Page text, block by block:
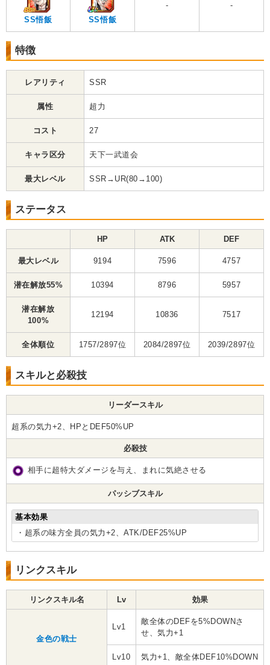
SS悟飯 SS悟飯
- -
特徴
レアリティ SSR
属性 超力
コスト 27
キャラ区分 天下一武道会
最大レベル SSR→UR(80→100)
ステータス
HP ATK DEF
最大レベル 9194 7596 4757
潜在解放55% 10394 8796 5957
潜在解放
100%
12194 10836 7517
全体順位 1757/2897位 2084/2897位 2039/2897位
スキルと必殺技
リーダースキル
超系の気力+2、HPとDEF50%UP
必殺技
相手に超特大ダメージを与え、まれに気絶させる
パッシブスキル
基本効果
・超系の味方全員の気力+2、ATK/DEF25%UP
リンクスキル
リンクスキル名 Lv 効果
金色の戦士
Lv1
敵全体のDEFを5%DOWNさ
せ、気力+1
Lv10 気力+1、敵全体DEF10%DOWN